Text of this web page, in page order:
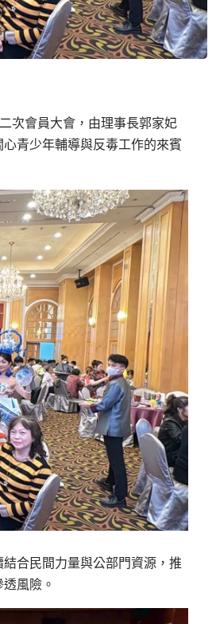
次會員大會，由理事長郭家妃
青少年輔導與反毒工作的來賓
合民間力量與公部門資源，推
風險。